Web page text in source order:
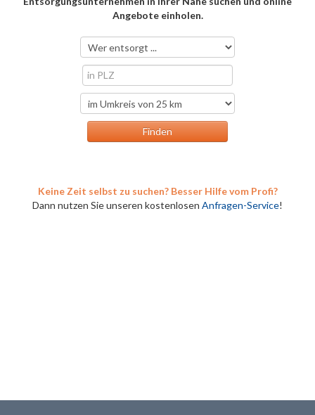
Angebote einholen.
Keine Zeit selbst zu suchen? Besser Hilfe vom Profi?
Dann nutzen Sie unseren kostenlosen Anfragen-Service!